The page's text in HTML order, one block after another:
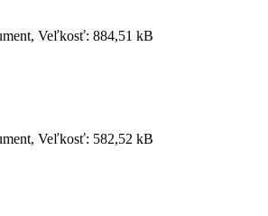
Veľkosť: 884,51 kB
Veľkosť: 582,52 kB